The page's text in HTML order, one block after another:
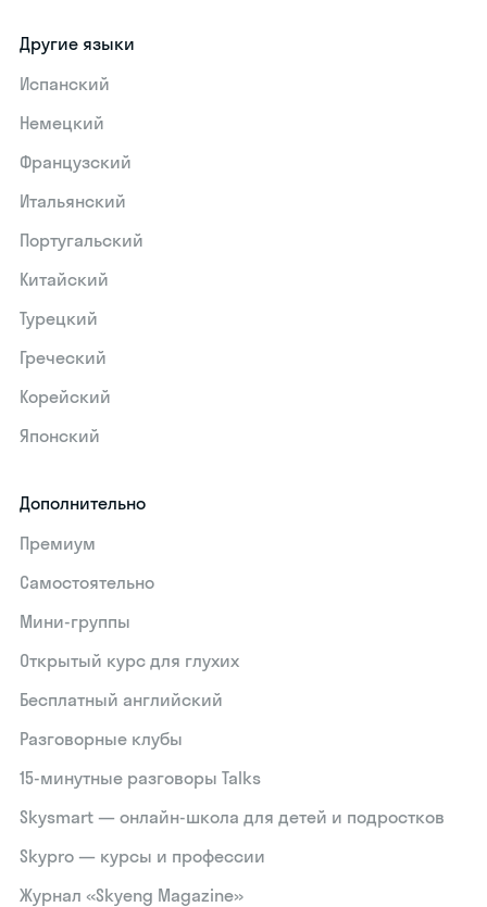
Другие языки
Испанский
Немецкий
Французский
Итальянский
Португальский
Китайский
Турецкий
Греческий
Корейский
Японский
Дополнительно
Премиум
Самостоятельно
Мини-группы
Открытый курс для глухих
Бесплатный английский
Разговорные клубы
15‑минутные разговоры Talks
Skysmart — онлайн-школа для детей и подростков
Skypro — курсы и профессии
Журнал «Skyeng Magazine»